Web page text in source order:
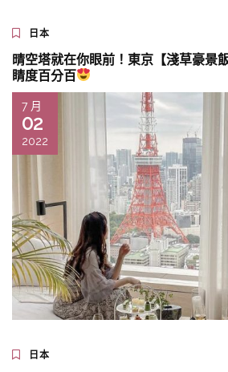
日本
晴空塔就在你眼前！東京【淺草豪景
睛度百分百
7 月
02
2022
日本